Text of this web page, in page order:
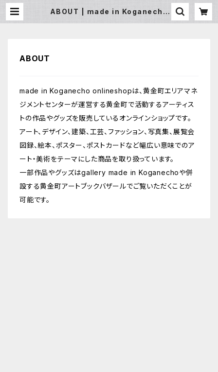
ABOUT | made in Koganecho
ABOUT
made in Koganecho onlineshopは、黄金町エリアマネ
ジメントセンターが運営する黄金町で活動するアーティス
トの作品やグッズを販売しているオンラインショップです。
アート、デザイン、建築、工芸、ファッション、写真集、展覧会
図録、絵本、ポスター、ポストカードなど幅広い意味でのア
ート・美術をテーマにした商品を取り扱っています。
一部作品やグッズはgallery made in Koganechoや併
設する黄金町アートブックバザールでご覧いただくことが
可能です。